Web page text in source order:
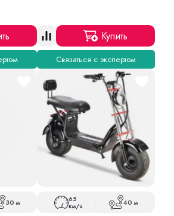
Купить
Связаться с экспертом
30 м 65
км/ч 40 м